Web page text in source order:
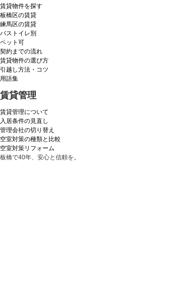
賃貸物件を探す
板橋区の賃貸
練馬区の賃貸
バストイレ別
ペット可
契約までの流れ
賃貸物件の選び方
引越し方法・コツ
用語集
賃貸管理
賃貸管理について
入居条件の見直し
管理会社の切り替え
空室対策の種類と比較
空室対策リフォーム
板橋で40年、安心と信頼を。